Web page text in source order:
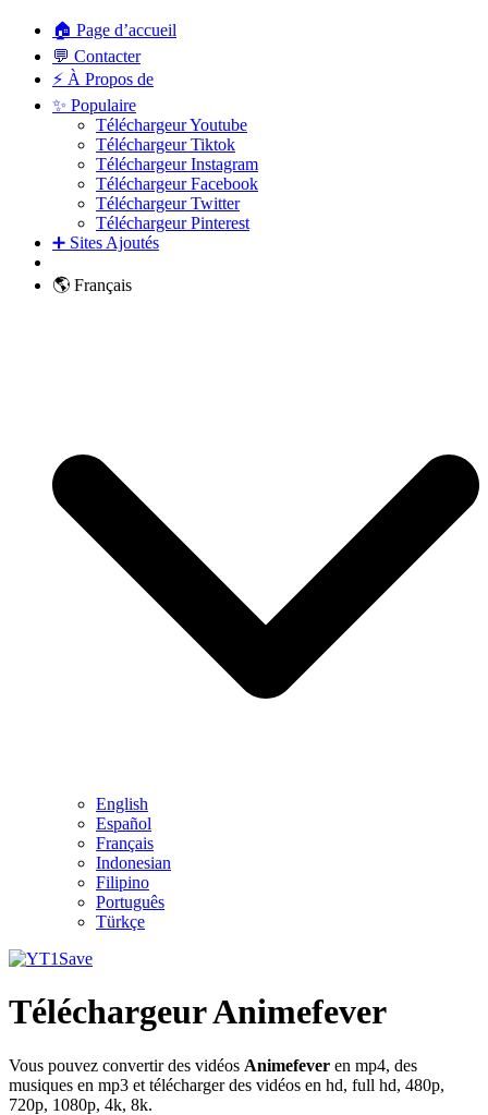
🏠 Page d’accueil
💬 Contacter
⚡ À Propos de
✨ Populaire
Téléchargeur Youtube
Téléchargeur Tiktok
Téléchargeur Instagram
Téléchargeur Facebook
Téléchargeur Twitter
Téléchargeur Pinterest
➕ Sites Ajoutés
🌎 Français
English
Español
Français
Indonesian
Filipino
Português
Türkçe
Téléchargeur Animefever
Vous pouvez convertir des vidéos Animefever en mp4, des
musiques en mp3 et télécharger des vidéos en hd, full hd, 480p,
720p, 1080p, 4k, 8k.